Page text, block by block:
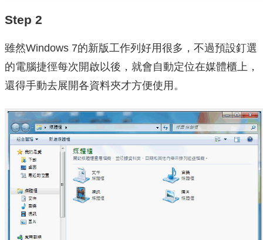
Step 2
雖然Windows 7的新版工作列好用很多，不過預設釘選
的電腦捷徑每次開啟以後，就會自動定位在媒體櫃上，
還得手動去展開各資料夾才方便使用。